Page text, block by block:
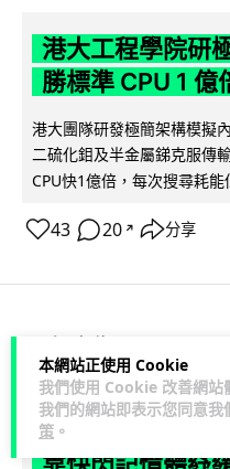
本網站正使用 Cookie
我們使用 Cookie 改善網站
我們的網站即表示您同意我
策 。
港大工程學院研
勝標準 CPU 1 億
港大團隊研發極簡架構模擬
二硫化鉬及半金屬銻克服傳
CPU快1億倍，每次搜尋耗能
43 20 ↗ 分享
人工智能
Lawton 1 日